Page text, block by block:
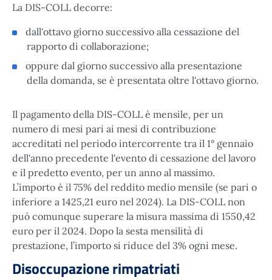
La DIS-COLL decorre:
dall'ottavo giorno successivo alla cessazione del
rapporto di collaborazione;
oppure dal giorno successivo alla presentazione
della domanda, se è presentata oltre l'ottavo giorno.
Il pagamento della DIS-COLL è mensile, per un
numero di mesi pari ai mesi di contribuzione
accreditati nel periodo intercorrente tra il 1° gennaio
dell'anno precedente l'evento di cessazione del lavoro
e il predetto evento, per un anno al massimo.
L’importo è il 75% del reddito medio mensile (se pari o
inferiore a 1425,21 euro nel 2024). La DIS-COLL non
può comunque superare la misura massima di 1550,42
euro per il 2024. Dopo la sesta mensilità di
prestazione, l’importo si riduce del 3% ogni mese.
Disoccupazione rimpatriati